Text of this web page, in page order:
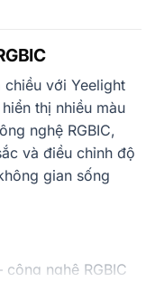
chiều với Yeelight
thị nhiều màu
nghệ RGBIC,
và điều chỉnh độ
gian sống
công nghệ RGBIC